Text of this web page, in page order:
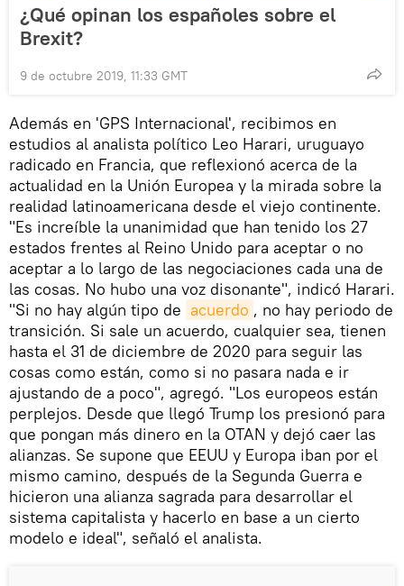
¿Qué opinan los españoles sobre el
Brexit?
9 de octubre 2019, 11:33 GMT
Además en 'GPS Internacional', recibimos en
estudios al analista político Leo Harari, uruguayo
radicado en Francia, que reflexionó acerca de la
actualidad en la Unión Europea y la mirada sobre la
realidad latinoamericana desde el viejo continente.
"Es increíble la unanimidad que han tenido los 27
estados frentes al Reino Unido para aceptar o no
aceptar a lo largo de las negociaciones cada una de
las cosas. No hubo una voz disonante", indicó Harari.
"Si no hay algún tipo de acuerdo , no hay periodo de
transición. Si sale un acuerdo, cualquier sea, tienen
hasta el 31 de diciembre de 2020 para seguir las
cosas como están, como si no pasara nada e ir
ajustando de a poco", agregó. "Los europeos están
perplejos. Desde que llegó Trump los presionó para
que pongan más dinero en la OTAN y dejó caer las
alianzas. Se supone que EEUU y Europa iban por el
mismo camino, después de la Segunda Guerra e
hicieron una alianza sagrada para desarrollar el
sistema capitalista y hacerlo en base a un cierto
modelo e ideal", señaló el analista.